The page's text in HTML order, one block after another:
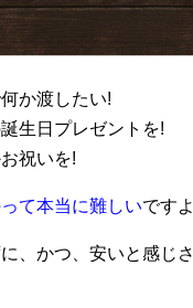
か渡したい!
生日プレゼントを!
祝いを!
て本当に難しいです
、かつ、安いと感じ